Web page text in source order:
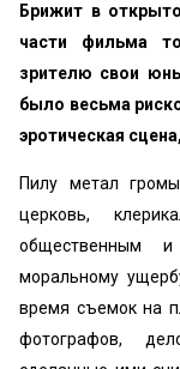
Брижит в
части фильма
зрителю свои
было весьма
эротическая
Пилу метал
церковь,
общественным
моральному
время съемок на
фотографов,